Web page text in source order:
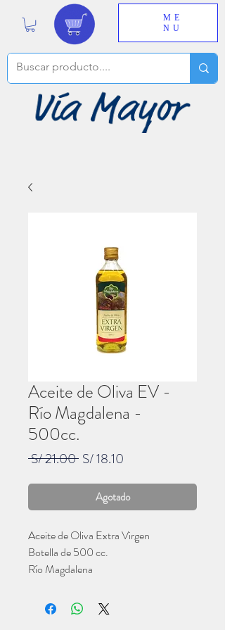
ME
NU
Aceite de Oliva EV -
Río Magdalena -
500cc.
S/ 21.00 Precio
S/ 18.10
oferta
Agotado
Aceite de Oliva Extra Virgen
Botella de 500 cc.
Río Magdalena